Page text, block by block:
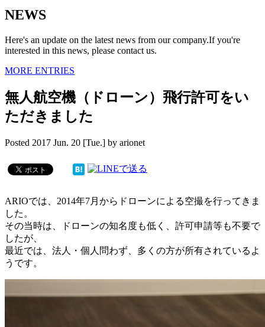
NEWS
Here's an update on the latest news from our company.If you're
interested in this news, please contact us.
MORE ENTRIES
無人航空機（ドローン）飛行許可をい
ただきました
Posted 2017 Jun. 20 [Tue.] by arionet
ARIOでは、2014年7月からドローンによる空撮を行ってきま
した。
その当時は、ドローンの知名度も低く、許可申請等も不要で
したが、
最近では、法人・個人問わず、多くの方が所有されているよ
うです。